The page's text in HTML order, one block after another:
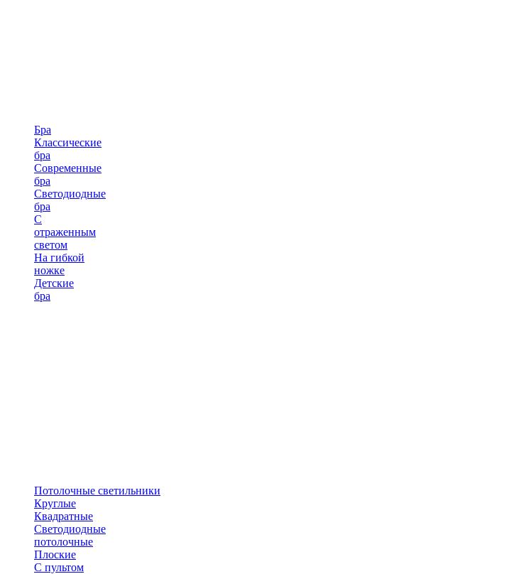
Бра
Классические
бра
Современные
бра
Светодиодные
бра
С
отраженным
светом
На гибкой
ножке
Детские
бра
Потолочные светильники
Круглые
Квадратные
Светодиодные
потолочные
Плоские
С пультом